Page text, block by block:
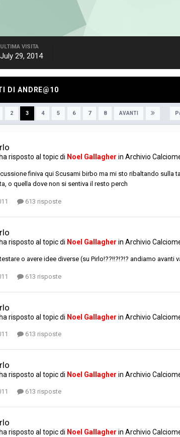
ULTIMA VISITA
July 29, 2014
DI ANDRE@10
2 3 4 5 6 7 8 AVANTI
ha risposto al topic di Noel Gallagher in Archivio
finiva qui Scusami birbo ma mi sto ribaltando
o quella dove non si sentiva il resto perch
613 risposte
ha risposto al topic di Noel Gallagher in Archivio
o avere idee diverse (su Pirlo!??!!?!?!? andiamo avanti
613 risposte
ha risposto al topic di Noel Gallagher in Archivio
613 risposte
ha risposto al topic di Noel Gallagher in Archivio
613 risposte
ha risposto al topic di Noel Gallagher in Archivio